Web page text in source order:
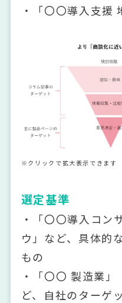
・「〇〇導入支援
※クリックで拡大表示できます
選定基準
・「〇〇導入コン
ウ」など、具体的
もの
・「〇〇 製造業
ど、自社のターゲ